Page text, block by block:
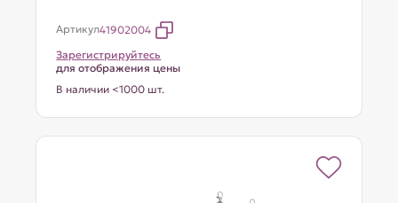
Артикул41902004
Зарегистрируйтесь
для отображения цены
В наличии <1000 шт.